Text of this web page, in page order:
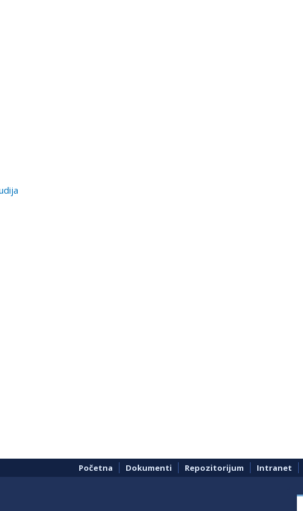
Početna Dokumenti Repozitorijum Intranet